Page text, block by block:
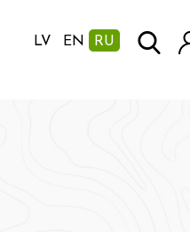
LV EN RU